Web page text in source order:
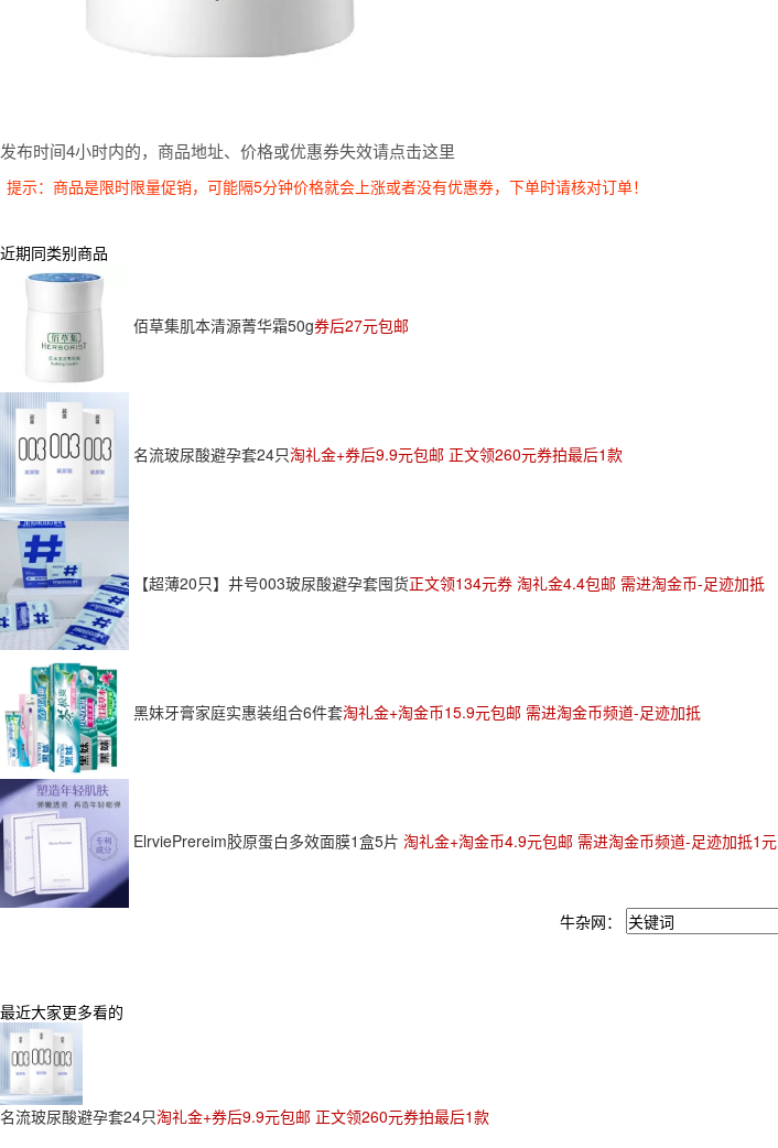
发布时间4小时内的，商品地址、价格或优惠券失效请点击这里
提示：商品是限时限量促销，可能隔5分钟价格就会上涨或者没有优惠券，下单时请核对订单！
近期同类别商品
佰草集肌本清源菁华霜50g券后27元包邮
名流玻尿酸避孕套24只淘礼金+券后9.9元包邮 正文领260元券拍最后1款
【超薄20只】井号003玻尿酸避孕套囤货正文领134元券 淘礼金4.4包邮 需进淘金币-足迹加抵
黑妹牙膏家庭实惠装组合6件套淘礼金+淘金币15.9元包邮 需进淘金币频道-足迹加抵
ElrviePrereim胶原蛋白多效面膜1盒5片 淘礼金+淘金币4.9元包邮 需进淘金币频道-足迹加抵1元
牛杂网：
最近大家更多看的
名流玻尿酸避孕套24只淘礼金+券后9.9元包邮 正文领260元券拍最后1款